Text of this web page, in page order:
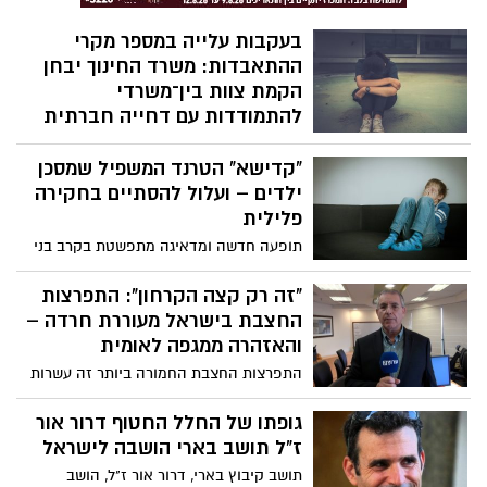
בעקבות עלייה במספר מקרי
ההתאבדות: משרד החינוך יבחן
הקמת צוות בין־משרדי
להתמודדות עם דחייה חברתית
וחרם
על רקע עלייה מדאיגה במספר מקרי
ההתאבדות בקרב בני נוער, ובצל מקרים
כואבים נוספים שבהם עלו טענות לדחייה
חברתית וחרם, הורה שר החינוך על בחינת
הרצף הטיפולי סביב תלמידים במצוקה
ולשפר את יכולת האיתור, הליווי וההתערבות
בזמן אמת.
"קדישא" הטרנד המשפיל שמסכן
ילדים – ועלול להסתיים בחקירה
פלילית
תופעה חדשה ומדאיגה מתפשטת בקרב בני
הנוער ברחבי הארץ טרנד טיקטוק בשם
"קדישא", שבו ילדים מורידים בכוח את ראשו
של חברם אל אזור חלציהם בתנועה מהירה
ומשפילה – וזאת תוך תיעוד והפצה ברשת.
עבירת מין לכל דבר, גם אם מצולם כבדיחה.”
"זה רק קצה הקרחון": התפרצות
החצבת בישראל מעוררת חרדה –
והאזהרה ממגפה לאומית
התפרצות החצבת החמורה ביותר זה עשרות
שנים ממשיכה להתפשט – ומומחי בריאות
מזהירים שמדובר רק בתחילת גל התחלואה.
אמש נרשם מקרה המוות ה־11 מאז החל
גופתו של החלל החטוף דרור אור
ז"ל תושב בארי הושבה לישראל
תושב קיבוץ בארי, דרור אור ז"ל, הושב